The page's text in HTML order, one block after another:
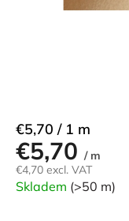
€5,70 / m
€4,70 excl. VAT
Measure
price:
€5,70 / 1 m
Skladem (>50 m)